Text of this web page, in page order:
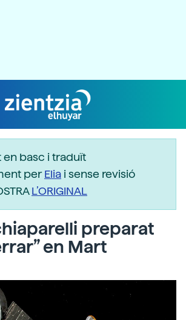
en basc i traduït
perElia i sense revisió
L’ORIGINAL
preparat
en Mart